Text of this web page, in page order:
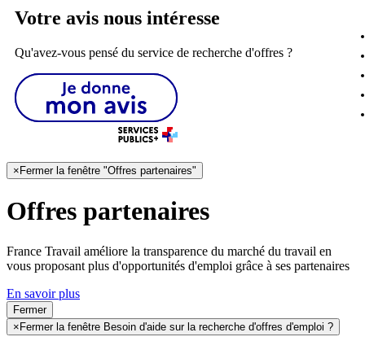
Votre avis nous intéresse
Qu'avez-vous pensé du service de recherche d'offres ?
× Fermer la fenêtre "Offres partenaires"
Offres partenaires
France Travail améliore la transparence du marché du travail en
vous proposant plus d'opportunités d'emploi grâce à ses partenaires
En savoir plus
Fermer
× Fermer la fenêtre Besoin d'aide sur la recherche d'offres d'emploi ?